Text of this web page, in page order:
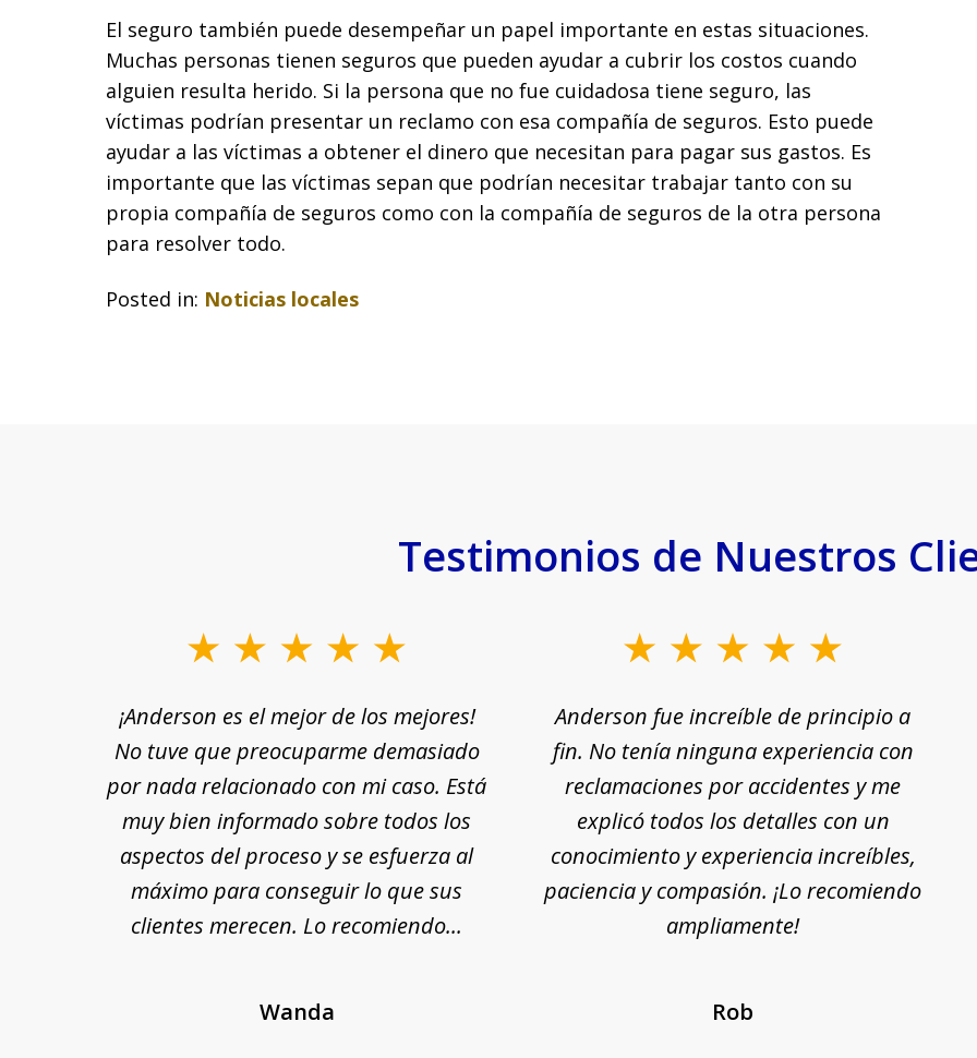
El seguro también puede desempeñar un papel importante en estas situaciones.
Muchas personas tienen seguros que pueden ayudar a cubrir los costos cuando
alguien resulta herido. Si la persona que no fue cuidadosa tiene seguro, las
víctimas podrían presentar un reclamo con esa compañía de seguros. Esto puede
ayudar a las víctimas a obtener el dinero que necesitan para pagar sus gastos. Es
importante que las víctimas sepan que podrían necesitar trabajar tanto con su
propia compañía de seguros como con la compañía de seguros de la otra persona
para resolver todo.
Posted in: Noticias locales
Testimonios de Nuestros
¡Anderson es el mejor de los mejores!
No tuve que preocuparme demasiado
por nada relacionado con mi caso. Está
muy bien informado sobre todos los
aspectos del proceso y se esfuerza al
máximo para conseguir lo que sus
clientes merecen. Lo recomiendo...
Wanda
Anderson fue increíble de principio a
fin. No tenía ninguna experiencia con
reclamaciones por accidentes y me
explicó todos los detalles con un
conocimiento y experiencia increíbles,
paciencia y compasión. ¡Lo recomiendo
ampliamente!
Rob